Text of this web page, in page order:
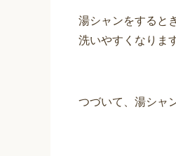
湯シャンをすると
洗いやすくなりま
つづいて、湯シャ